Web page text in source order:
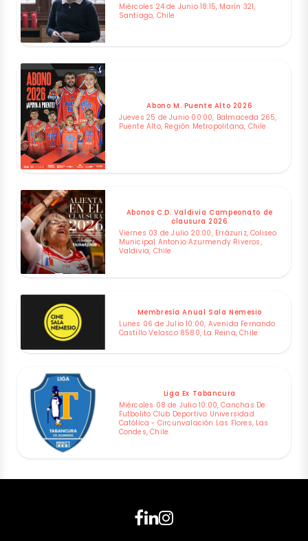
Miércoles 24 de Junio 18:15, Marín 321,
Santiago, Chile
Abono M. Puente Alto 2026
Jueves 25 de Junio 00:00, Balmaceda 265,
Puente Alto, Región Metropolitana, Chile
Abonos C.D. Valdivia Campeonato de
clausura 2026
Viernes 03 de Julio 20:00, Errázuriz, Coliseo
Municipal Antonio Azurmendy Riveros,
Valdivia, Chile
Membresía Anual Sala Nemesio
Lunes 06 de Julio 10:00, Avenida Fernando
Castillo Velasco 8580, La Reina, Chile
Liga Ex Tabancura
Miércoles 08 de Julio 10:00, Canchas De
Futbolito Club Deportivo Universidad
Católica - Circunvalación Las Flores, Las
Condes, Chile